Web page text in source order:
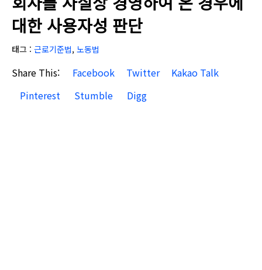
대한 사용자성 판단
태그 : 근로기준법, 노동법
Share This: Facebook Twitter
Kakao Talk
Pinterest
Stumble Digg